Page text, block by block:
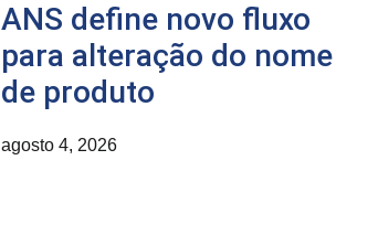
ANS define novo fluxo
para alteração do nome
de produto
agosto 4, 2026